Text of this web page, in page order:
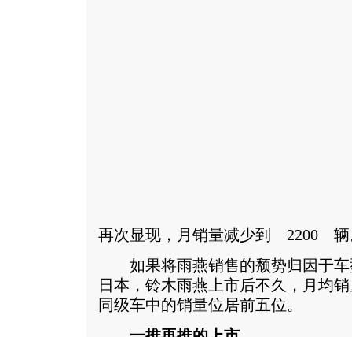
再次显现，月销量减少到 2200 辆
如果将雨燕销售的颓势归因于车
日本，铃木雨燕上市后不久，月均
同级车中的销量位居前五位。